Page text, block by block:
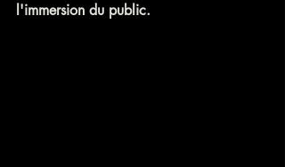
l'immersion du public.